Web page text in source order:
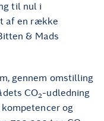
til nul i
af en række
& Mads
gennem omstilling
CO2-udledning
og